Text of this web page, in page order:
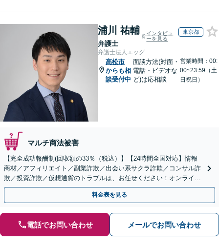
浦川 祐輔
弁護士
インタビュ
ーを見る
東京都
弁護士法人エッグ
高松市
からも相
談受付中
面談方法(対面・
電話・ビデオな
ど)は応相談
営業時間：00:
00~23:59（土
日祝日）
マルチ商法被害
【完全成功報酬制(回収額の33％（税込）】【24時間全国対応】情報
商材／アフィリエイト／副業詐欺／出会い系サクラ詐欺／コンサル詐
欺／投資詐欺／仮想通貨のトラブルは、お任せください！オンライン
のみで解決も可能！
料金表を見る
電話でお問い合わせ メールでお問い合わせ